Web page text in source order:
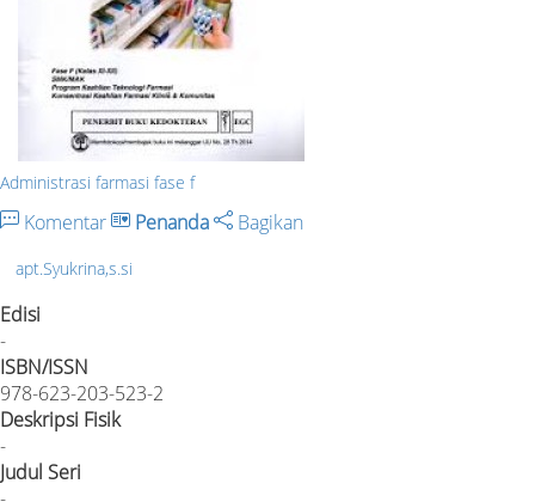
Administrasi farmasi fase f
Komentar Penanda Bagikan
apt.Syukrina,s.si
Edisi
-
ISBN/ISSN
978-623-203-523-2
Deskripsi Fisik
-
Judul Seri